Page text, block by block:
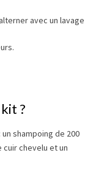
avec un lavage
?
shampoing de 200
cuir chevelu et un